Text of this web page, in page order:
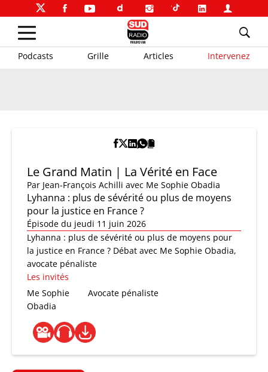
Podcasts Grille Articles Intervenez
Le Grand Matin | La Vérité en Face
Par Jean-François Achilli avec Me Sophie Obadia
Lyhanna : plus de sévérité ou plus de moyens
pour la justice en France ?
Épisode du jeudi 11 juin 2026
Lyhanna : plus de sévérité ou plus de moyens pour
la justice en France ? Débat avec Me Sophie Obadia,
avocate pénaliste
Les invités
Me Sophie
Obadia
Avocate pénaliste